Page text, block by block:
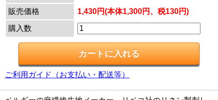
販売価格
1,430円(本体1,300円、税130円)
購入数
ご利用ガイド（お支払い・配送等）